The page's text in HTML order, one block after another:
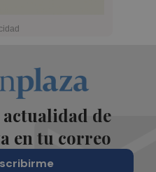
de
en tu correo